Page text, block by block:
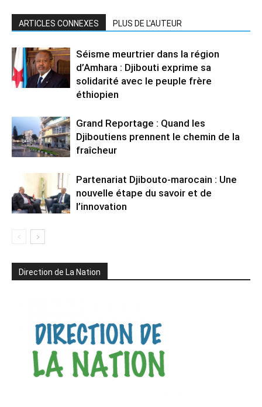
ARTICLES CONNEXES PLUS DE L'AUTEUR
Séisme meurtrier dans la région
d’Amhara : Djibouti exprime sa
solidarité avec le peuple frère
éthiopien
Grand Reportage : Quand les
Djiboutiens prennent le chemin de la
fraîcheur
Partenariat Djibouto-marocain : Une
nouvelle étape du savoir et de
l’innovation
Direction de La Nation